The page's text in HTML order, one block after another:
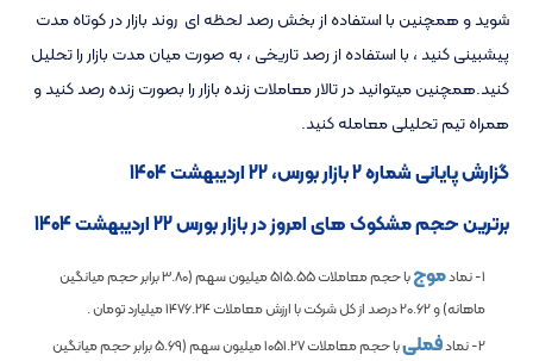
شوید و همچنین با استفاده از بخش رصد لحظه ای روند بازار در کوتاه مدت
پیشبینی کنید ، با استفاده از رصد تاریخی ، به صورت میان مدت بازار را تحلیل
کنید.همچنین میتوانید در تالار معاملات زنده بازار را بصورت زنده رصد کنید و
همراه تیم تحلیلی معامله کنید.
گزارش پایانی شماره 2 بازار بورس، 22 اردیبهشت 1404
برترین حجم مشکوک های امروز در بازار بورس 22 اردیبهشت 1404
1- نماد موجبا حجم معاملات515.55میلیون سهم (3.80برابر حجم میانگین
ماهانه) و20.62درصد از کل شرکت با ارزش معاملات1476.24میلیارد تومان .
2- نماد
فملیبا حجم معاملات1051.27میلیون سهم (5.69برابر حجم میانگین